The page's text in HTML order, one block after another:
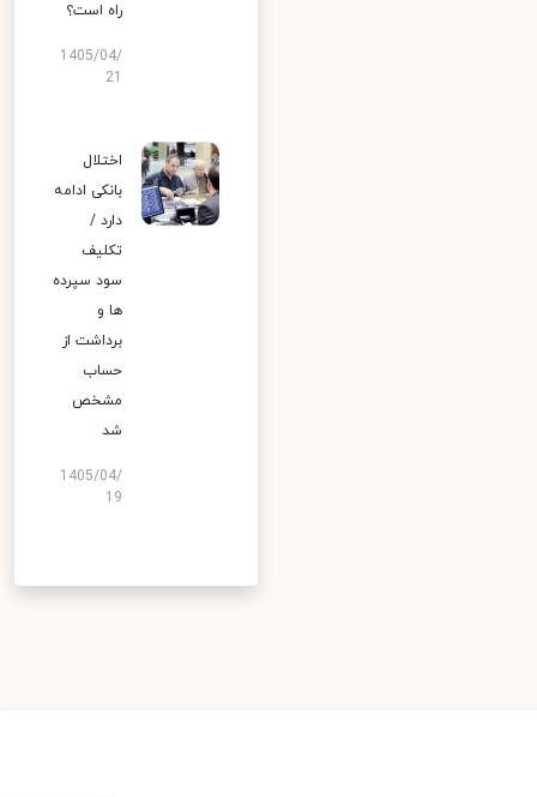
راه است؟
1405/04/
اختلال
بانکی ادامه
دارد /
تکلیف
سود سپرده
ها و
برداشت از
حساب
مشخص
شد
1405/04/
19